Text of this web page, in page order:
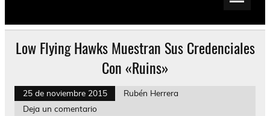
Low Flying Hawks Muestran Sus Credenciales
Con «Ruins»
25 de noviembre 2015
Rubén Herrera
Deja un comentario